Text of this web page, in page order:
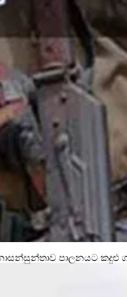
පාලනයට කදුළු